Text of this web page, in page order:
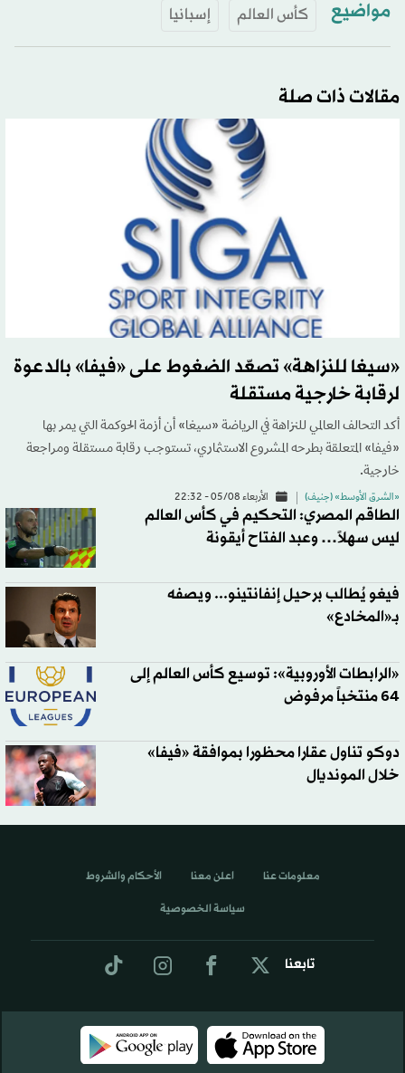
مواضيع كأس العالم إسبانيا
مقالات ذات صلة
«سيغا للنزاهة» تصعّد الضغوط على «فيفا» بالدعوة
لرقابة خارجية مستقلة
أكد التحالف العالمي للنزاهة في الرياضة «سيغا» أن أزمة الحوكمة التي يمر بها
«فيفا» المتعلقة بطرحه المشروع الاستثماري، تستوجب رقابة مستقلة ومراجعة
خارجية.
«الشرق الأوسط» (جنيف) الأربعاء 05/08 - 22:32
الطاقم المصري: التحكيم في كأس العالم
ليس سهلاً… وعبد الفتاح أيقونة
فيغو يُطالب برحيل إنفانتينو... ويصفه
بـ«المخادع»
«الرابطات الأوروبية»: توسيع كأس العالم إلى
64 منتخباً مرفوض
دوكو تناول عقارا محظورا بموافقة «فيفا»
خلال المونديال
تابعنا
معلومات عنا اعلن معنا الأحكام والشروط
سياسة الخصوصية